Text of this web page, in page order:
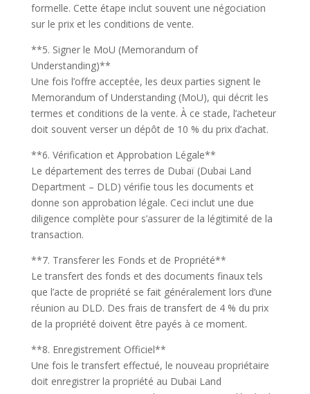
formelle. Cette étape inclut souvent une négociation
sur le prix et les conditions de vente.
**5. Signer le MoU (Memorandum of
Understanding)**
Une fois l’offre acceptée, les deux parties signent le
Memorandum of Understanding (MoU), qui décrit les
termes et conditions de la vente. À ce stade, l’acheteur
doit souvent verser un dépôt de 10 % du prix d’achat.
**6. Vérification et Approbation Légale**
Le département des terres de Dubaï (Dubai Land
Department – DLD) vérifie tous les documents et
donne son approbation légale. Ceci inclut une due
diligence complète pour s’assurer de la légitimité de la
transaction.
**7. Transferer les Fonds et de Propriété**
Le transfert des fonds et des documents finaux tels
que l’acte de propriété se fait généralement lors d’une
réunion au DLD. Des frais de transfert de 4 % du prix
de la propriété doivent être payés à ce moment.
**8. Enregistrement Officiel**
Une fois le transfert effectué, le nouveau propriétaire
doit enregistrer la propriété au Dubai Land